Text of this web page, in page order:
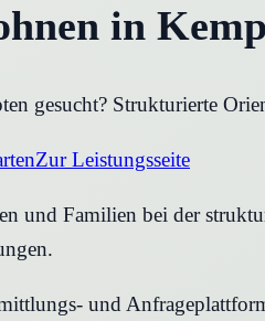
in
gesucht? Strukturierte
Zur Leistungsseite
und Familien bei der
und